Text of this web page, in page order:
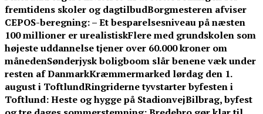
fremtidens skoler og dagtilbudBorgmesteren afviser
CEPOS-beregning: – Et besparelsesniveau på næsten
100 millioner er urealistiskFlere med grundskolen som
højeste uddannelse tjener over 60.000 kroner om
månedenSønderjysk boligboom slår benene væk under
resten af DanmarkKræmmermarked lørdag den 1.
august i ToftlundRingriderne tyvstarter byfesten i
Toftlund: Heste og hygge på StadionvejBilbrag, byfest